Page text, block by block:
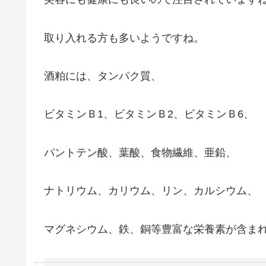
取り入れる方も多いようですね。
酒粕には、タンパク質、
ビタミンＢ1、ビタミンＢ2、ビタミンＢ6、
パントテン酸、葉酸、食物繊維、亜鉛、
ナトリウム、カリウム、リン、カルシウム、
マグネシウム、鉄、銅等豊富な栄養素が含ま